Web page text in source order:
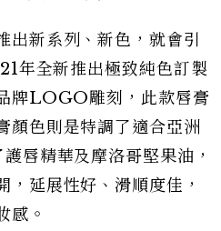
出新系列、新色，就會引
年全新推出極致純色訂製
牌LOGO雕刻，此款唇膏
顏色則是特調了適合亞洲
唇精華及摩洛哥堅果油，
，延展性好、滑順度佳，
感。